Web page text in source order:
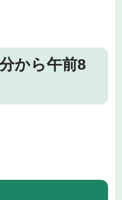
から午前8